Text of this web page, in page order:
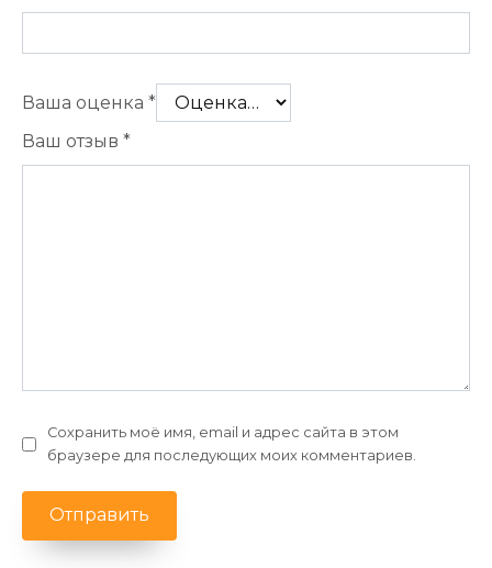
Ваша оценка *
Ваш отзыв *
Сохранить моё имя, email и адрес сайта в этом
браузере для последующих моих комментариев.